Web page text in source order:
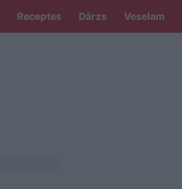
Receptes Dārzs Veselam